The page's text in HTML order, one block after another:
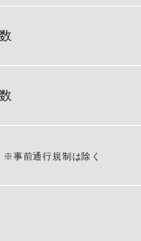
※事前通行規制は除く